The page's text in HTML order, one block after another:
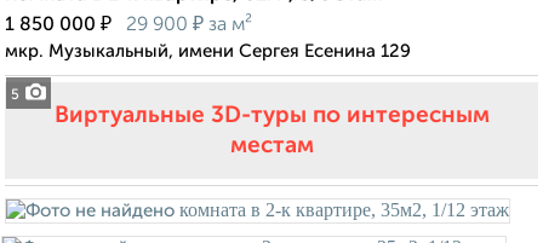
5
1 850 000 ₽ 29 900 ₽ за м²
мкр. Музыкальный, имени Сергея Есенина 129
Виртуальные 3D-туры по интересным
местам